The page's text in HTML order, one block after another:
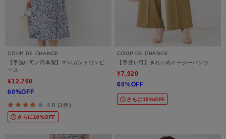
COUP DE CHANCE
【手洗い可／日本製】エレガントワンピ
ース
¥12,760
60%OFF
4.0 (1件)
さらに10%OFF
COUP DE CHANCE
【手洗い可】きれいめイージーパンツ
¥7,920
60%OFF
さらに15%OFF